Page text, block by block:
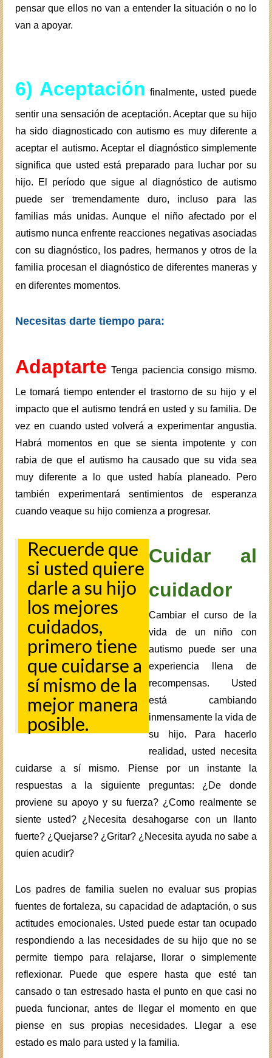
pensar que ellos no van a entender la situación o no lo
van a apoyar.
6) Aceptación finalmente, usted puede
sentir una sensación de aceptación. Aceptar que su hijo
ha sido diagnosticado con autismo es muy diferente a
aceptar el autismo. Aceptar el diagnóstico simplemente
significa que usted está preparado para luchar por su
hijo. El período que sigue al diagnóstico de autismo
puede ser tremendamente duro, incluso para las
familias más unidas. Aunque el niño afectado por el
autismo nunca enfrente reacciones negativas asociadas
con su diagnóstico, los padres, hermanos y otros de la
familia procesan el diagnóstico de diferentes maneras y
en diferentes momentos.
Necesitas darte tiempo para:
Adaptarte Tenga paciencia consigo mismo.
Le tomará tiempo entender el trastorno de su hijo y el
impacto que el autismo tendrá en usted y su familia. De
vez en cuando usted volverá a experimentar angustia.
Habrá momentos en que se sienta impotente y con
rabia de que el autismo ha causado que su vida sea
muy diferente a lo que usted había planeado. Pero
también experimentará sentimientos de esperanza
cuando veaque su hijo comienza a progresar.
Recuerde que
si usted quiere
darle a su hijo
los mejores
cuidados,
primero tiene
que cuidarse a
sí mismo de la
mejor manera
posible.
Cuidar al
cuidador
Cambiar el curso de la
vida de un niño con
autismo puede ser una
experiencia llena de
recompensas. Usted
está cambiando
inmensamente la vida de
su hijo. Para hacerlo
realidad, usted necesita
cuidarse a sí mismo. Piense por un instante la
respuestas a la siguiente preguntas: ¿De donde
proviene su apoyo y su fuerza? ¿Como realmente se
siente usted? ¿Necesita desahogarse con un llanto
fuerte? ¿Quejarse? ¿Gritar? ¿Necesita ayuda no sabe a
quien acudir?
Los padres de familia suelen no evaluar sus propias
fuentes de fortaleza, su capacidad de adaptación, o sus
actitudes emocionales. Usted puede estar tan ocupado
respondiendo a las necesidades de su hijo que no se
permite tiempo para relajarse, llorar o simplemente
reflexionar. Puede que espere hasta que esté tan
cansado o tan estresado hasta el punto en que casi no
pueda funcionar, antes de llegar el momento en que
piense en sus propias necesidades. Llegar a ese
estado es malo para usted y la familia.